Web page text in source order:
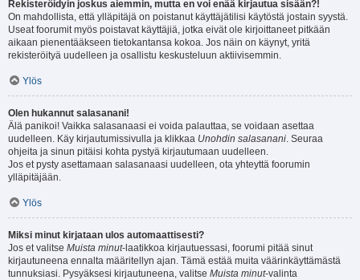
Rekisteröidyin joskus aiemmin, mutta en voi enää kirjautua sisään?!
On mahdollista, että ylläpitäjä on poistanut käyttäjätilisi käytöstä jostain syystä.
Useat foorumit myös poistavat käyttäjiä, jotka eivät ole kirjoittaneet pitkään
aikaan pienentääkseen tietokantansa kokoa. Jos näin on käynyt, yritä
rekisteröityä uudelleen ja osallistu keskusteluun aktiivisemmin.
Ylös
Olen hukannut salasanani!
Älä panikoi! Vaikka salasanaasi ei voida palauttaa, se voidaan asettaa
uudelleen. Käy kirjautumissivulla ja klikkaa Unohdin salasanani. Seuraa
ohjeita ja sinun pitäisi kohta pystyä kirjautumaan uudelleen.
Jos et pysty asettamaan salasanaasi uudelleen, ota yhteyttä foorumin
ylläpitäjään.
Ylös
Miksi minut kirjataan ulos automaattisesti?
Jos et valitse Muista minut-laatikkoa kirjautuessasi, foorumi pitää sinut
kirjautuneena ennalta määritellyn ajan. Tämä estää muita väärinkäyttämästä
tunnuksiasi. Pysyäksesi kirjautuneena, valitse Muista minut-valinta